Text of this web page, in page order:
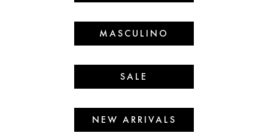
MASCULINO
SALE
NEW ARRIVALS